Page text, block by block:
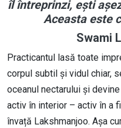
îl întreprinzi, ești
Aceasta este
Swami
Practicantul lasă toate
corpul subtil și vidul chiar,
oceanul nectarului și
activ în interior – activ în a
învață Lakshmanjoo. Așa